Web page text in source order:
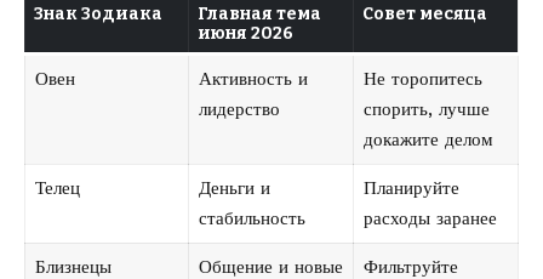
Знак Зодиака
Главная тема
июня 2026
Совет месяца
Овен
Активность и
лидерство
Не торопитесь
спорить, лучше
докажите делом
Телец
Деньги и
стабильность
Планируйте
расходы заранее
Близнецы
Общение и новые
Фильтруйте